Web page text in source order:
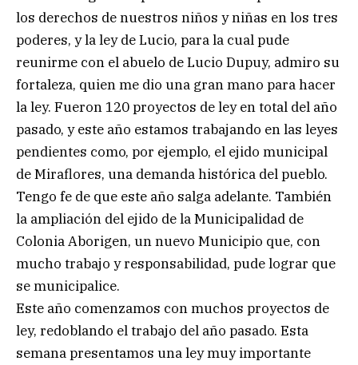
los derechos de nuestros niños y niñas en los tres
poderes, y la ley de Lucio, para la cual pude
reunirme con el abuelo de Lucio Dupuy, admiro su
fortaleza, quien me dio una gran mano para hacer
la ley. Fueron 120 proyectos de ley en total del año
pasado, y este año estamos trabajando en las leyes
pendientes como, por ejemplo, el ejido municipal
de Miraflores, una demanda histórica del pueblo.
Tengo fe de que este año salga adelante. También
la ampliación del ejido de la Municipalidad de
Colonia Aborigen, un nuevo Municipio que, con
mucho trabajo y responsabilidad, pude lograr que
se municipalice.
Este año comenzamos con muchos proyectos de
ley, redoblando el trabajo del año pasado. Esta
semana presentamos una ley muy importante